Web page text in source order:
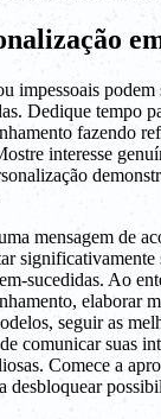
impessoais
Dedique tempo
fazendo
interesse
mensagem de
significativamente
sucedidas. Ao
elaborar
seguir as
comunicar suas
Comece a
desbloquear